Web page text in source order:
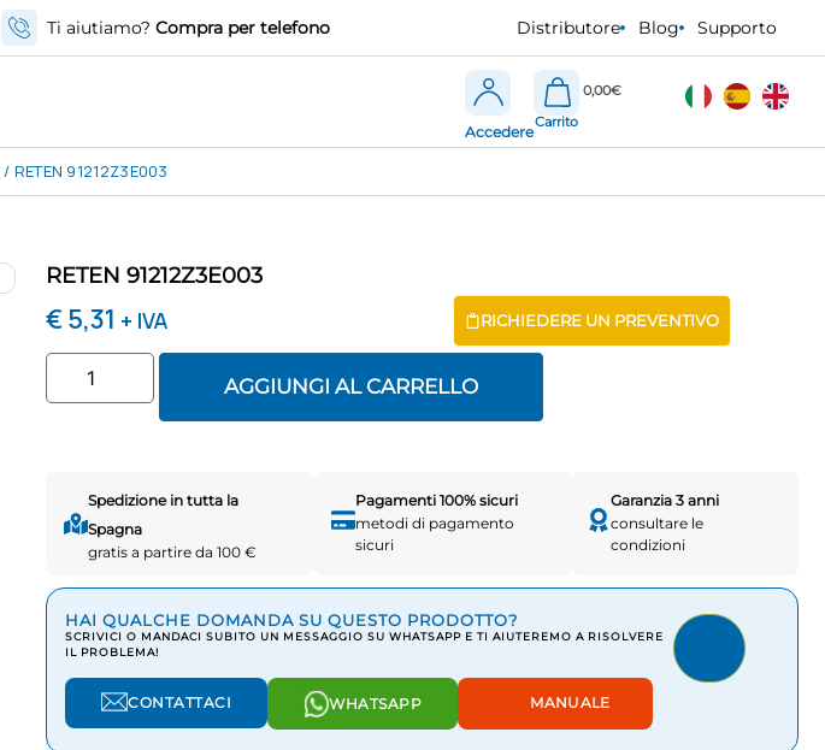
Ti aiutiamo? Compra per telefono Distributore Blog Supporto
Accedere
€
0,00
/ RETEN 91212Z3E003
RETEN 91212Z3E003
€5,31 + IVA RICHIEDERE UN PREVENTIVO
AGGIUNGI AL CARRELLO
Spedizione in tutta la
Spagna
gratis a partire da 100 €
Pagamenti 100% sicuri
metodi di pagamento
sicuri
Garanzia 3 anni
consultare le
condizioni
HAI QUALCHE DOMANDA SU QUESTO PRODOTTO?
SCRIVICI O MANDACI SUBITO UN MESSAGGIO SU WHATSAPP E TI AIUTEREMO A RISOLVERE
IL PROBLEMA!
CONTATTACI WHATSAPP MANUALE